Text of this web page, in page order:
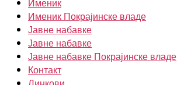
Именик Покрајинске владе
Јавне набавке
Јавне набавке
Јавне набавке Покрајинске владе
Контакт